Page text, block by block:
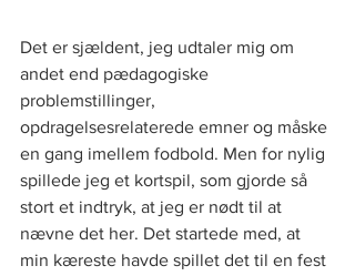
Det er sjældent, jeg udtaler mig om
andet end pædagogiske
problemstillinger,
opdragelsesrelaterede emner og måske
en gang imellem fodbold. Men for nylig
spillede jeg et kortspil, som gjorde så
stort et indtryk, at jeg er nødt til at
nævne det her. Det startede med, at
min kæreste havde spillet det til en fest